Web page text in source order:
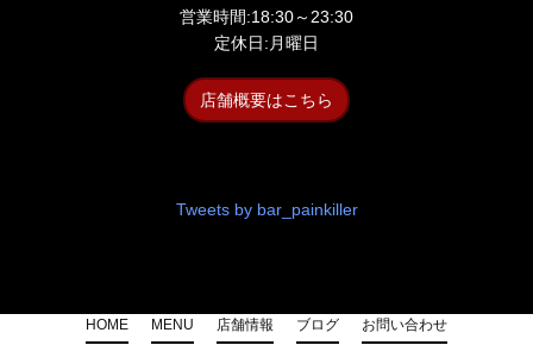
営業時間:18:30～23:30
定休日:月曜日
店舗概要はこちら
Tweets by bar_painkiller
HOME MENU 店舗情報 ブログ お問い合わせ